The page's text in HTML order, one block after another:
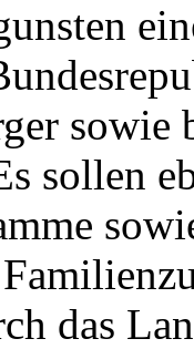
sowie
sollen
das